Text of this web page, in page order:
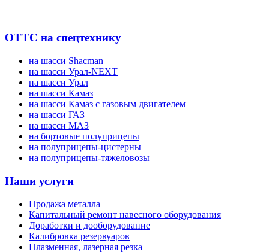
ОТТС на спецтехнику
на шасси Shacman
на шасси Урал-NEXT
на шасси Урал
на шасси Камаз
на шасси Камаз с газовым двигателем
на шасси ГАЗ
на шасси МАЗ
на бортовые полуприцепы
на полуприцепы-цистерны
на полуприцепы-тяжеловозы
Наши услуги
Продажа металла
Капитальный ремонт навесного оборудования
Доработки и дооборудование
Калибровка резервуаров
Плазменная, лазерная резка